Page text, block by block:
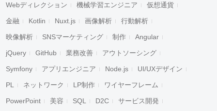
Webディレクション 機械学習エンジニア 仮想通貨
金融 Kotlin Nuxt.js 画像解析 行動解析
映像解析 SNSマーケティング 制作 Angular
jQuery GitHub 業務改善 アウトソーシング
Symfony アプリエンジニア Node.js UI/UXデザイン
PL ネットワーク LP制作 ワイヤーフレーム
PowerPoint 美容 SQL D2C サービス開発